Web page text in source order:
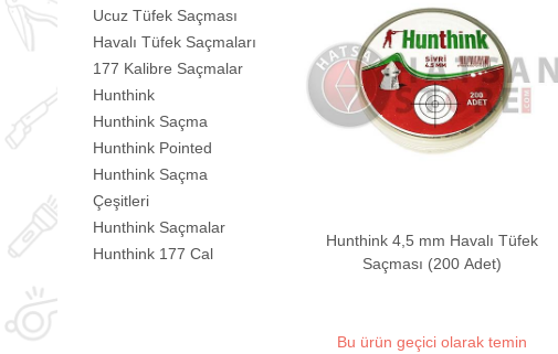
Ucuz Tüfek Saçması
Havalı Tüfek Saçmaları
177 Kalibre Saçmalar
Hunthink
Hunthink Saçma
Hunthink Pointed
Hunthink Saçma
Çeşitleri
Hunthink Saçmalar
Hunthink 177 Cal
Hunthink 4,5 mm Havalı Tüfek
Saçması (200 Adet)
Bu ürün geçici olarak temin